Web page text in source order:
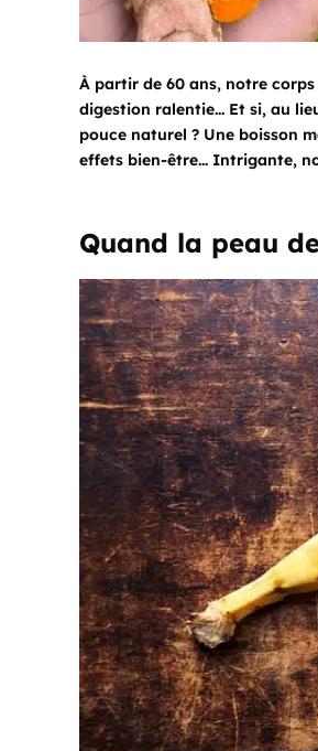
À partir de 60 ans, notre
digestion ralentie... Et si, au
pouce naturel ? Une boisson
effets bien-être... Intrigante,
Quand la peau